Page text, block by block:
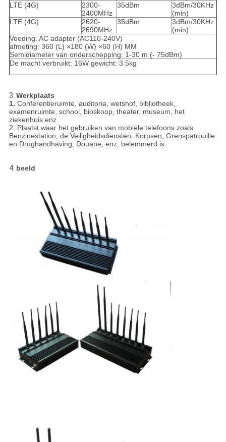
LTE (4G)
2300-
2400MHz
35dBm
3dBm/30KHz
(min)
LTE (4G)
2620-
2690MHz
35dBm
3dBm/30KHz
(min)
Voeding: AC adapter (AC110-240V)
afmeting: 360 (L) ×180 (W) ×60 (H) MM
Semidiameter van onderschepping: 1-30 m (- 75dBm)
De macht verbruikt: 16W gewicht: 3.5kg
3. Werkplaats
1. Conferentieruimte, auditoria, wetshof, bibliotheek,
examenruimte, school, bioskoop, theater, museum, het
ziekenhuis enz.
2. Plaatst waar het gebruiken van mobiele telefoons zoals
Benzinestation, de Veiligheidsdiensten, Korpsen, Grenspatrouille
en Drughandhaving, Douane, enz. belemmerd is.
4. beeld